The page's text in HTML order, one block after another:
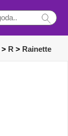
> R > Rainette